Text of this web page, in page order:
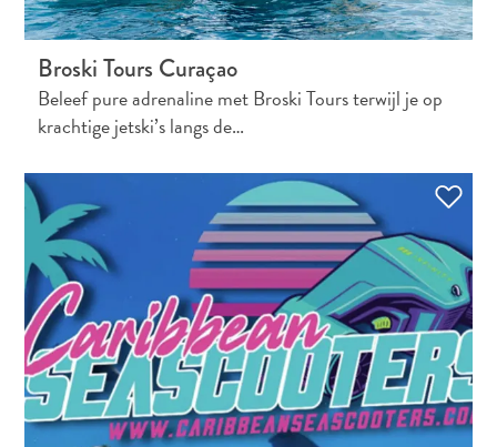
Broski Tours Curaçao
Beleef pure adrenaline met Broski Tours terwijl je op
krachtige jetski’s langs de…